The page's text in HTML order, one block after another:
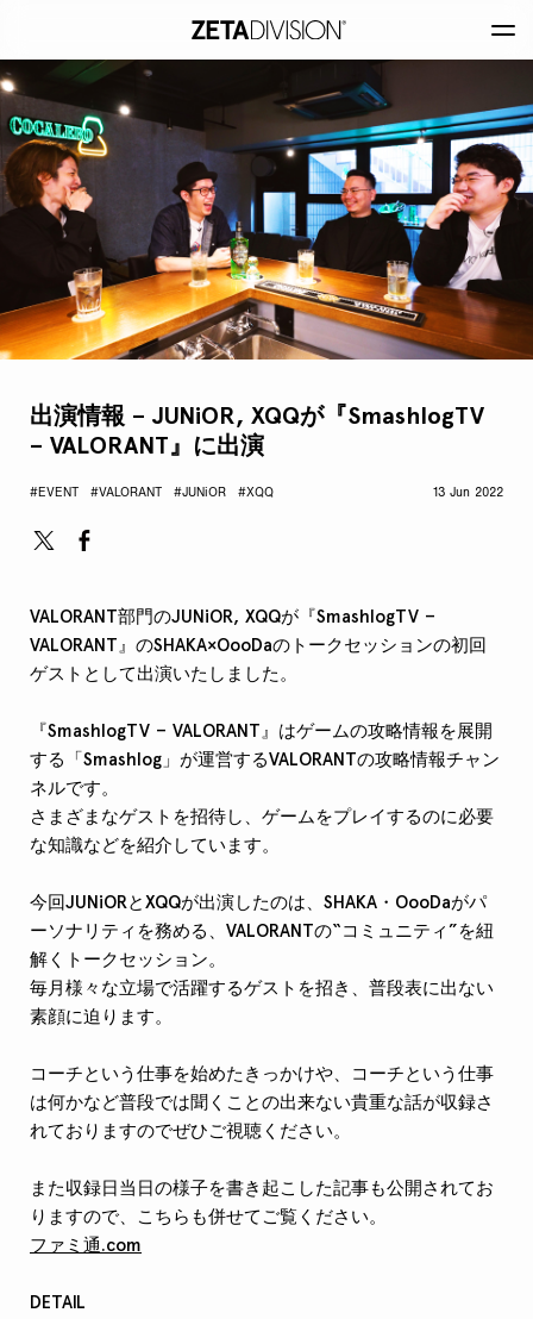
出演情報 – JUNiOR, XQQが『SmashlogTV
– VALORANT』に出演
#EVENT #VALORANT #JUNiOR #XQQ 13 Jun 2022
VALORANT部門のJUNiOR, XQQが『SmashlogTV –
VALORANT』のSHAKA×OooDaのトークセッションの初回
ゲストとして出演いたしました。
『SmashlogTV – VALORANT』はゲームの攻略情報を展開
する「Smashlog」が運営するVALORANTの攻略情報チャン
ネルです。
さまざまなゲストを招待し、ゲームをプレイするのに必要
な知識などを紹介しています。
今回JUNiORとXQQが出演したのは、SHAKA・OooDaがパ
ーソナリティを務める、VALORANTの“コミュニティ”を紐
解くトークセッション。
毎月様々な立場で活躍するゲストを招き、普段表に出ない
素顔に迫ります。
コーチという仕事を始めたきっかけや、コーチという仕事
は何かなど普段では聞くことの出来ない貴重な話が収録さ
れておりますのでぜひご視聴ください。
また収録日当日の様子を書き起こした記事も公開されてお
りますので、こちらも併せてご覧ください。
ファミ通.com
DETAIL